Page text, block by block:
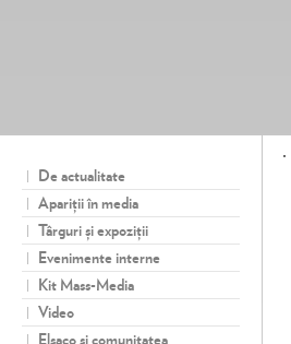
De actualitate
Apariţii în media
Târguri și expoziţii
Evenimente interne
Kit Mass-Media
Video
Elsaco și comunitatea